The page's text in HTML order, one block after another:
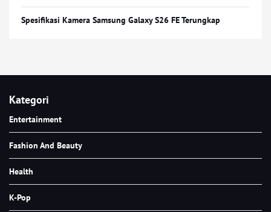
Spesifikasi Kamera Samsung Galaxy S26 FE Terungkap
Kategori
Entertainment
Fashion And Beauty
Health
K-Pop